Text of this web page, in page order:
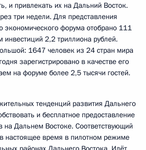
и привлекать их на Дальний Восток.
три недели. Для представления
экономического форума отобрано 111
инвестиций 2,2 триллиона рублей.
1647 человек из 24 стран мира
зарегистрировано в качестве его
на форуме более 2,5 тысячи гостей.
тенденций развития Дальнего
и бесплатное предоставление
на Дальнем Востоке. Соответствующий
настоящее время в пилотном режиме